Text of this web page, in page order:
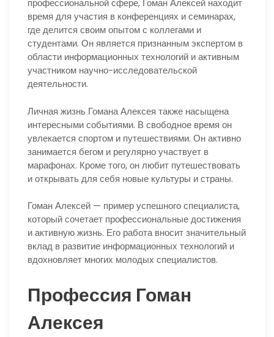
профессиональной сфере, Гоман Алексей находит
время для участия в конференциях и семинарах,
где делится своим опытом с коллегами и
студентами. Он является признанным экспертом в
области информационных технологий и активным
участником научно-исследовательской
деятельности.
Личная жизнь Гомана Алексея также насыщена
интересными событиями. В свободное время он
увлекается спортом и путешествиями. Он активно
занимается бегом и регулярно участвует в
марафонах. Кроме того, он любит путешествовать
и открывать для себя новые культуры и страны.
Гоман Алексей — пример успешного специалиста,
который сочетает профессиональные достижения
и активную жизнь. Его работа вносит значительный
вклад в развитие информационных технологий и
вдохновляет многих молодых специалистов.
Профессия Гоман
Алексея